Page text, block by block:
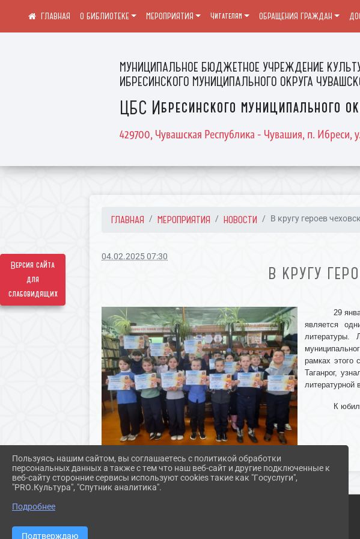
Версия сайта
для
слабовидящих
МУНИЦИПАЛЬНОЕ БЮДЖЕТНОЕ УЧРЕЖДЕНИЕ
ИБРЕСИНСКОГО МУНИЦИПАЛЬНОГО ОКРУГА
ЦБС Ибресинского муниципального
429700, Чувашская Республика - Чувашия, п. Ибреси,
О БИБЛИОТЕКЕ МЕРОПРИЯТИЯ Читателям ОБРАЩЕНИЯ ГРАЖДАН
ГЛАВНАЯ МЕРОПРИЯТИЯ НОВОСТИ В кругу героев
04.02.2025 07:30
В КРУГУ
29
является
литературы.
рамках этого
Таганрог,
литературной
К
Пользуясь нашим сайтом, вы соглашаетесь с политикой обработки
персональных данных а также с тем что наш веб-сайт и другие подключенные к
веб-сайту сторонние сервисы используют cookies такие как "Госуслуги",
"PRO.Культура", "Спутник аналитика".
Подробнее
Подтверждаю